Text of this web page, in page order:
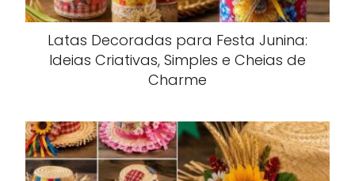
Latas Decoradas para Festa Junina:
Ideias Criativas, Simples e Cheias de
Charme